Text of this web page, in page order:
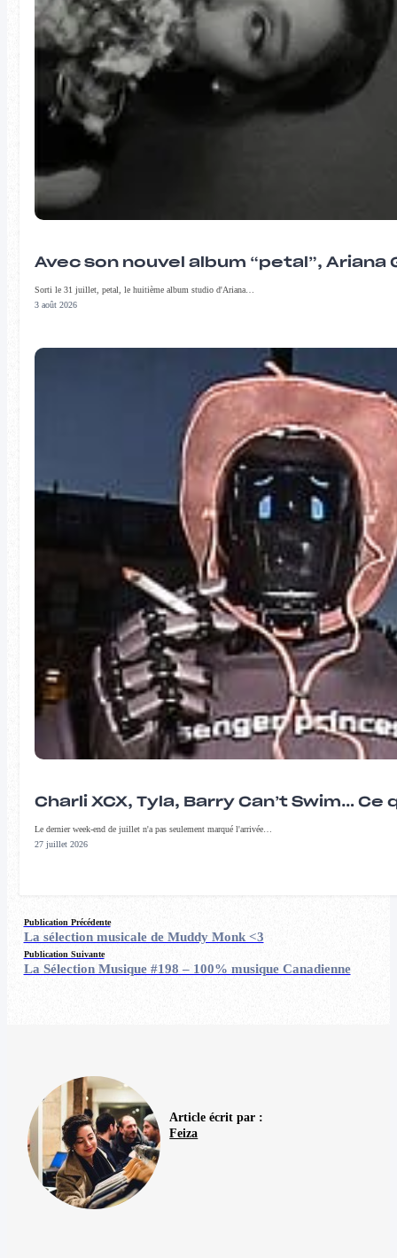
Avec son nouvel album “petal”,
Sorti le 31 juillet, petal, le huitième album studio d'Ariana…
3 août 2026
Charli XCX, Tyla, Barry Can’t Swim…
Le dernier week-end de juillet n'a pas seulement marqué l'arrivée…
27 juillet 2026
Publication Précédente
La sélection musicale de Muddy Monk <3
Publication Suivante
La Sélection Musique #198 – 100% musique Canadienne
Article écrit par :
Feiza